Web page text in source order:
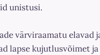
unistusi.
värviraamatu elavad
lapse kujutlusvõimet